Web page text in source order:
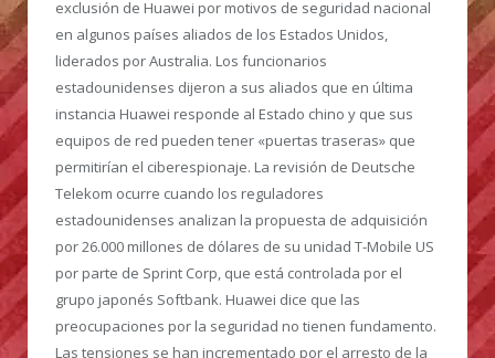
exclusión de Huawei por motivos de seguridad nacional
en algunos países aliados de los Estados Unidos,
liderados por Australia. Los funcionarios
estadounidenses dijeron a sus aliados que en última
instancia Huawei responde al Estado chino y que sus
equipos de red pueden tener «puertas traseras» que
permitirían el ciberespionaje. La revisión de Deutsche
Telekom ocurre cuando los reguladores
estadounidenses analizan la propuesta de adquisición
por 26.000 millones de dólares de su unidad T-Mobile US
por parte de Sprint Corp, que está controlada por el
grupo japonés Softbank. Huawei dice que las
preocupaciones por la seguridad no tienen fundamento.
Las tensiones se han incrementado por el arresto de la